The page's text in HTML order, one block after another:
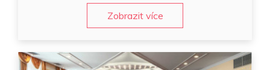
Zobrazit více